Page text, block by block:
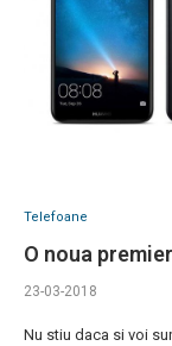
Telefoane
O noua
23-03-2018
Nu stiu daca si voi